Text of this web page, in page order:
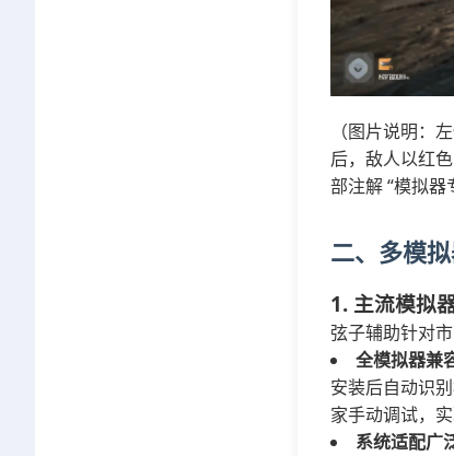
（图片说明：
后，敌人以红
部注解 “模拟器
二、多模
1. 主流模拟
弦子辅助针对
全模拟器兼
安装后自动识
家手动调试，实
系统适配广